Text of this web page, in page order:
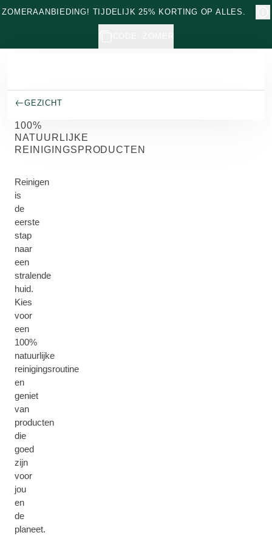
Naar hoofdinhoud gaan
ZOMERAANBIEDING! TIJDELIJK 25% KORTING OP ALLES.
GEZICHT
100%
NATUURLIJKE
REINIGINGSPRODUCTEN
Reinigen
is
de
eerste
stap
naar
een
stralende
huid.
Kies
voor
een
100%
natuurlijke
reinigingsroutine
en
geniet
van
producten
die
goed
zijn
voor
jou
en
de
planeet.